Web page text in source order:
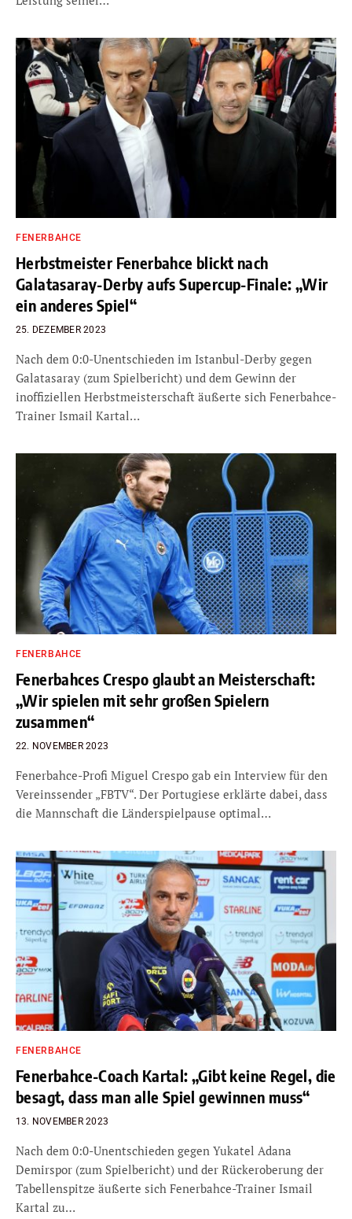
FENERBAHCE
Herbstmeister Fenerbahce blickt nach
Galatasaray-Derby aufs Supercup-Finale: „Wir
ein anderes Spiel“
25. DEZEMBER 2023
Nach dem 0:0-Unentschieden im Istanbul-Derby gegen
Galatasaray (zum Spielbericht) und dem Gewinn der
inoffiziellen Herbstmeisterschaft äußerte sich Fenerbahce-
Trainer Ismail Kartal…
FENERBAHCE
Fenerbahces Crespo glaubt an Meisterschaft:
„Wir spielen mit sehr großen Spielern
zusammen“
22. NOVEMBER 2023
Fenerbahce-Profi Miguel Crespo gab ein Interview für den
Vereinssender „FBTV“. Der Portugiese erklärte dabei, dass
die Mannschaft die Länderspielpause optimal…
FENERBAHCE
Fenerbahce-Coach Kartal: „Gibt keine Regel, die
besagt, dass man alle Spiel gewinnen muss“
13. NOVEMBER 2023
Nach dem 0:0-Unentschieden gegen Yukatel Adana
Demirspor (zum Spielbericht) und der Rückeroberung der
Tabellenspitze äußerte sich Fenerbahce-Trainer Ismail
Kartal zu…